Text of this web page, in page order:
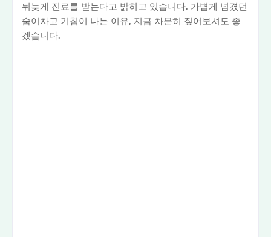
뒤늦게 진료를 받는다고 밝히고 있습니다. 가볍게 넘겼던
숨이차고 기침이 나는 이유, 지금 차분히 짚어보셔도 좋
겠습니다.